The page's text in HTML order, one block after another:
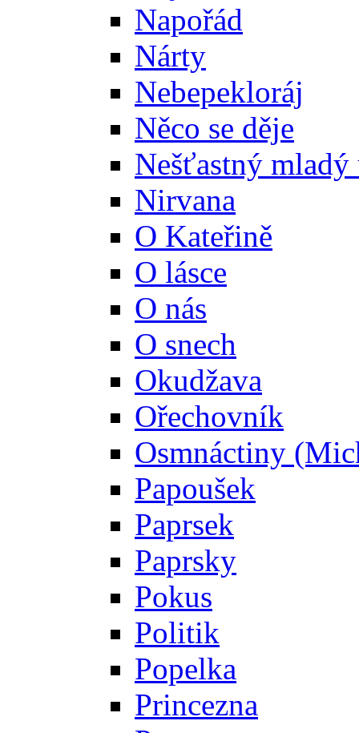
Napořád
Nárty
Nebepekloráj
Něco se děje
Nešťastný
Nirvana
O Kateřině
O lásce
O nás
O snech
Okudžava
Ořechovník
Osmnáctiny
Papoušek
Paprsek
Paprsky
Pokus
Politik
Popelka
Princezna